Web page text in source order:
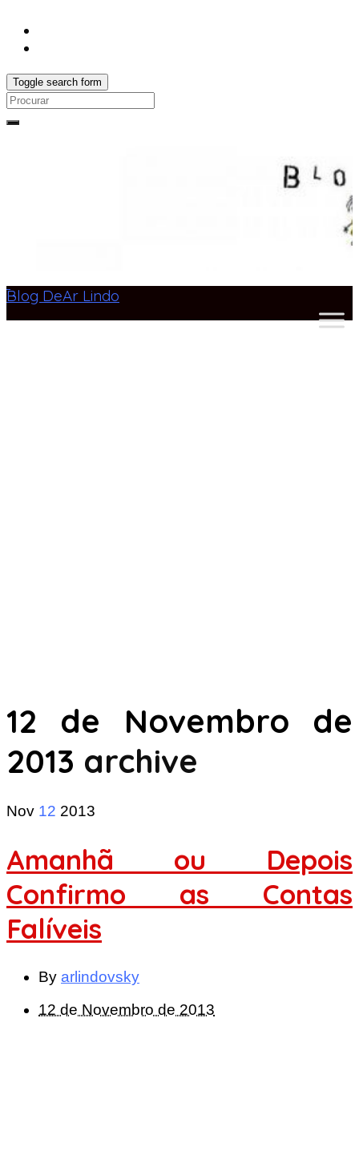
Toggle search form
Search
Blog DeAr Lindo
12 de Novembro de
2013 archive
Nov 12 2013
Amanhã ou Depois
Confirmo as Contas
Falíveis
By arlindovsky
12 de Novembro de 2013